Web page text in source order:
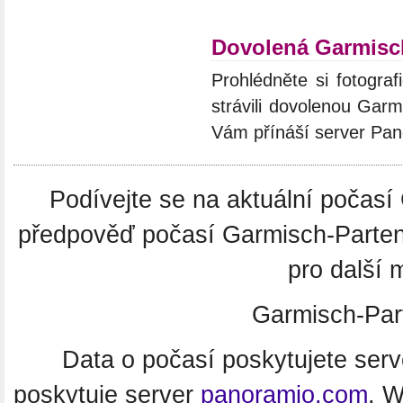
Dovolená
Prohlédněte si
strávili dovolenou
Vám přínáší server
Podívejte se na aktuální počasí
předpověď počasí Garmisch-
pro další
Garmisch-
Data o počasí poskytujete
poskytuje server panoramio.com.